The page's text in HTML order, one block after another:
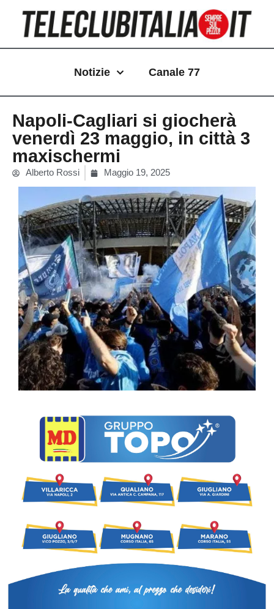
contenuto
Notizie Canale 77
Napoli-Cagliari si giocherà
venerdì 23 maggio, in città 3
maxischermi
Alberto Rossi Maggio 19, 2025